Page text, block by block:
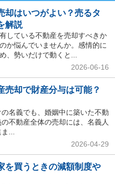
却はいつがよい？売るタ
解説
している不動産を売却すべきか
か悩んでいませんか。感情的に
、勢いだけで動くと...
2026-06-16
売却で財産分与は可能？
名義でも、婚姻中に築いた不動
不動産全体の売却には、名義人
...
2026-04-29
を買うときの減額制度や